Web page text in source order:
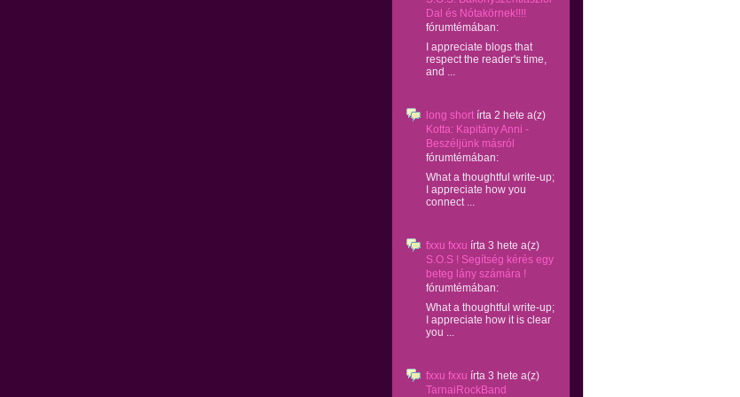
Dal és Nótakörnek!!!!
fórumtémában:
I appreciate blogs that
respect the reader's time,
and ...
long short írta 2 hete a(z)
Kotta: Kapitány Anni -
Beszéljünk másról
fórumtémában:
What a thoughtful write-up;
I appreciate how you
connect ...
fxxu fxxu írta 3 hete a(z)
S.O.S ! Segítség kérés egy
beteg lány számára !
fórumtémában:
What a thoughtful write-up;
I appreciate how it is clear
you ...
fxxu fxxu írta 3 hete a(z)
TarnaiRockBand